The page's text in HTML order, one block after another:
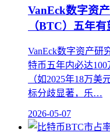
VanEck数字资
（BTC）五年
VanEck数字资产研
特币五年内必达
（如2025年18万
标分歧显著，乐…
2026-05-07